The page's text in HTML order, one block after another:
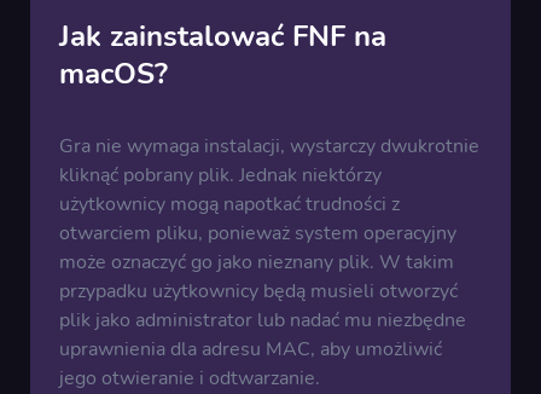
Jak zainstalować FNF na
macOS?
Gra nie wymaga instalacji, wystarczy dwukrotnie
kliknąć pobrany plik. Jednak niektórzy
użytkownicy mogą napotkać trudności z
otwarciem pliku, ponieważ system operacyjny
może oznaczyć go jako nieznany plik. W takim
przypadku użytkownicy będą musieli otworzyć
plik jako administrator lub nadać mu niezbędne
uprawnienia dla adresu MAC, aby umożliwić
jego otwieranie i odtwarzanie.